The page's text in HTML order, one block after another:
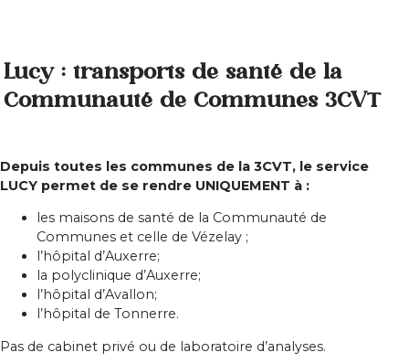
Lucy : transports de santé de la
Communauté de Communes 3CVT
Depuis toutes les communes de la 3CVT, le service
LUCY permet de se rendre UNIQUEMENT à :
les maisons de santé de la Communauté de
Communes et celle de Vézelay ;
l’hôpital d’Auxerre;
la polyclinique d’Auxerre;
l’hôpital d’Avallon;
l’hôpital de Tonnerre.
Pas de cabinet privé ou de laboratoire d’analyses.